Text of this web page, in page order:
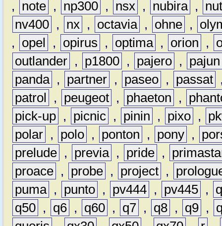
,
note , np300 , nsx , nubira ,
nv400 , nx , octavia , ohne ,
,
opel , opirus , optima , orion ,
outlander , p1800 , pajero ,
pajun
panda , partner , paseo , passat
patrol
, peugeot , phaeton ,
pick-up , picnic , pinin , pixo ,
polar , polo , ponton , pony ,
prelude , previa , pride ,
proace , probe , project ,
puma , punto , pv444 , pv445 ,
q50 , q6 , q60 , q7 , q8 , q9 ,